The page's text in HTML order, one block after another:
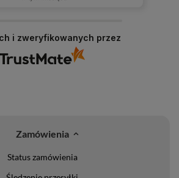
i zweryfikowanych przez
Zamówienia
Status zamówienia